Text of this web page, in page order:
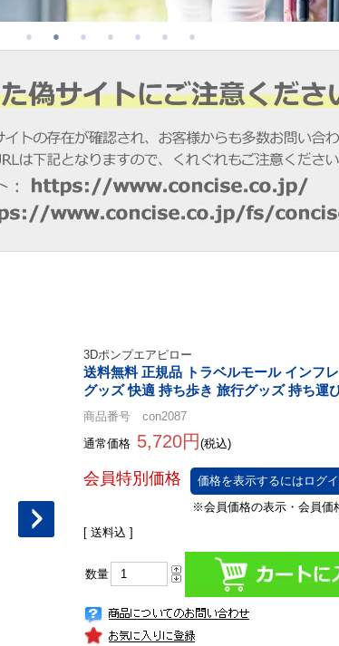
3Dポンプエアピロー
送料無料 正規品 トラベルモール インフ
グッズ 快適 持ち歩き 旅行グッズ 持ち運
商品番号 con2087
通常価格 5,720円 (税込)
価格を表示するにはログ
[ 送料込 ]
数量